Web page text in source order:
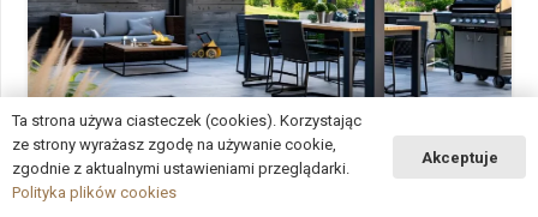
Ta strona używa ciasteczek (cookies). Korzystając
ze strony wyrażasz zgodę na używanie cookie,
zgodnie z aktualnymi ustawieniami przeglądarki.
Polityka plików cookies
Akceptuje